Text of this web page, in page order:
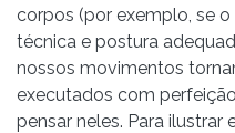
corpos (por exemplo, se o
técnica e postura
nossos movimentos
executados com
pensar neles. Para ilustrar